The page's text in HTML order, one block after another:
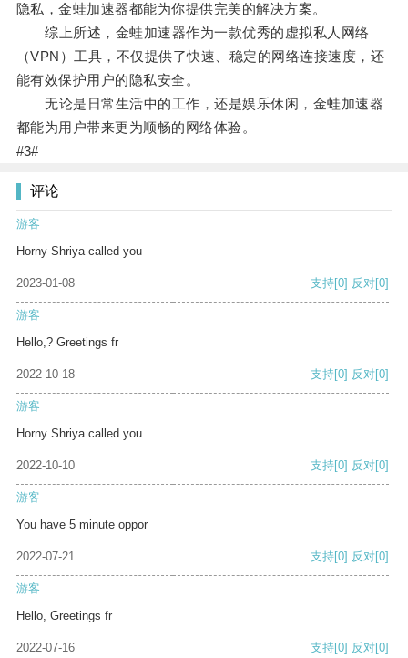
隐私，金蛙加速器都能为你提供完美的解决方案。
综上所述，金蛙加速器作为一款优秀的虚拟私人网络
（VPN）工具，不仅提供了快速、稳定的网络连接速度，还
能有效保护用户的隐私安全。
无论是日常生活中的工作，还是娱乐休闲，金蛙加速器
都能为用户带来更为顺畅的网络体验。
#3#
评论
游客
Horny Shriya called you
2023-01-08 支持[0] 反对[0]
游客
Hello,? Greetings fr
2022-10-18 支持[0] 反对[0]
游客
Horny Shriya called you
2022-10-10 支持[0] 反对[0]
游客
You have 5 minute oppor
2022-07-21 支持[0] 反对[0]
游客
Hello, Greetings fr
2022-07-16 支持[0] 反对[0]